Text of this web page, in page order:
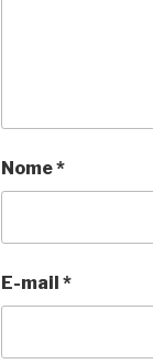
Nome*
E-mail *